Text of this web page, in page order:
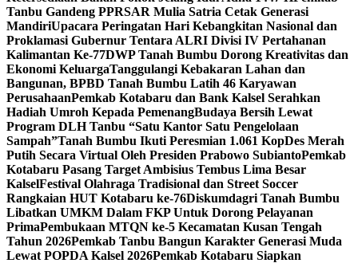
Tanbu Gandeng PPRSAR Mulia Satria Cetak Generasi
MandiriUpacara Peringatan Hari Kebangkitan Nasional dan
Proklamasi Gubernur Tentara ALRI Divisi IV Pertahanan
Kalimantan Ke-77DWP Tanah Bumbu Dorong Kreativitas dan
Ekonomi KeluargaTanggulangi Kebakaran Lahan dan
Bangunan, BPBD Tanah Bumbu Latih 46 Karyawan
PerusahaanPemkab Kotabaru dan Bank Kalsel Serahkan
Hadiah Umroh Kepada PemenangBudaya Bersih Lewat
Program DLH Tanbu “Satu Kantor Satu Pengelolaan
Sampah”Tanah Bumbu Ikuti Peresmian 1.061 KopDes Merah
Putih Secara Virtual Oleh Presiden Prabowo SubiantoPemkab
Kotabaru Pasang Target Ambisius Tembus Lima Besar
KalselFestival Olahraga Tradisional dan Street Soccer
Rangkaian HUT Kotabaru ke-76Diskumdagri Tanah Bumbu
Libatkan UMKM Dalam FKP Untuk Dorong Pelayanan
PrimaPembukaan MTQN ke-5 Kecamatan Kusan Tengah
Tahun 2026Pemkab Tanbu Bangun Karakter Generasi Muda
Lewat POPDA Kalsel 2026Pemkab Kotabaru Siapkan